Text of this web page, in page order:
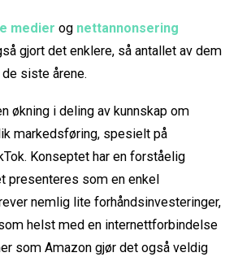
medier og nettannonsering
gjort det enklere, så antallet av dem
siste årene.
økning i deling av kunnskap om
markedsføring, spesielt på
Konseptet har en forståelig
presenteres som en enkel
nemlig lite forhåndsinvesteringer,
helst med en internettforbindelse
som Amazon gjør det også veldig